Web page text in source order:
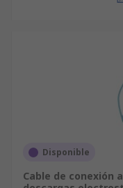
Disponible
Cable de conexión